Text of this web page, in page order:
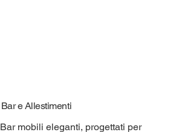
Bar e Allestimenti
Bar mobili eleganti, progettati per